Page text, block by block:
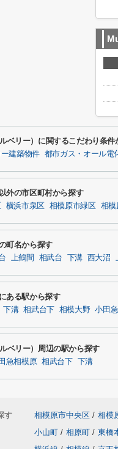
ベリー）に関するこだわり条件
建築物件 都市ガス・オール電
外の市区町村から探す
横浜市泉区 相模原市緑区 相模
町名から探す
上鶴間 相武台 下溝 西大沼
ある駅から探す
下溝 相武台下 相模大野 小田
ベリー）周辺の駅から探す
急相模原 相武台下 下溝
す 相模原市中央区 / 相模
小山町 / 相原町 / 東橋